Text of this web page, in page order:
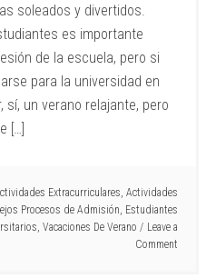
soleados y divertidos.
es importante
de la escuela, pero si
para la universidad en
sí, un verano relajante, pero
[…]
Extracurriculares, Actividades
Procesos de Admisión, Estudiantes
, Vacaciones De Verano
Leave a
Comment